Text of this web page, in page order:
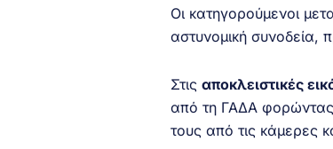
Οι κατηγορούμενοι
αστυνομική συνοδεία,
Στις αποκλειστικές
από τη ΓΑΔΑ φορώντας
τους από τις κάμερες